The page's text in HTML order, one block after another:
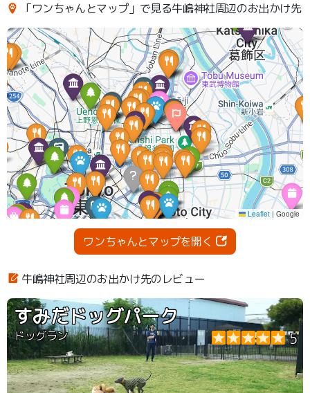
「ワンちゃんとマップ」で見る牛嶋神社周辺のお出かけ先
ワンちゃんとマップを開く
牛嶋神社周辺のお出かけ先のレビュー
すみだドッグパーク
ドッグラン 5